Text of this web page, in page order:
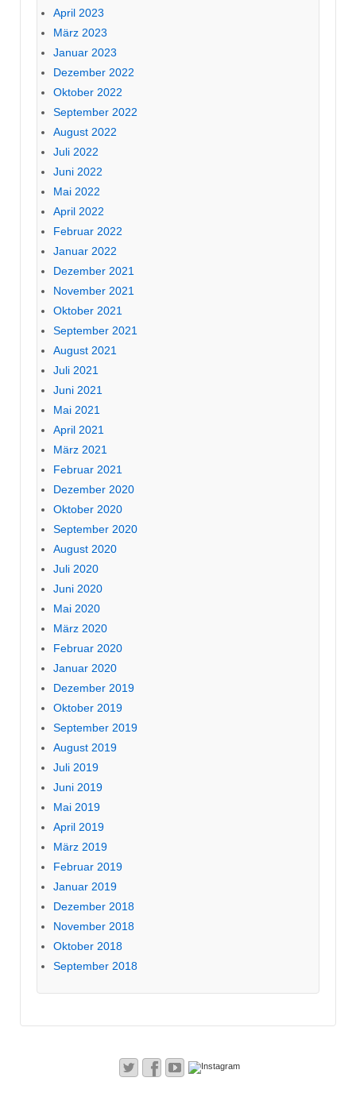
April 2023
März 2023
Januar 2023
Dezember 2022
Oktober 2022
September 2022
August 2022
Juli 2022
Juni 2022
Mai 2022
April 2022
Februar 2022
Januar 2022
Dezember 2021
November 2021
Oktober 2021
September 2021
August 2021
Juli 2021
Juni 2021
Mai 2021
April 2021
März 2021
Februar 2021
Dezember 2020
Oktober 2020
September 2020
August 2020
Juli 2020
Juni 2020
Mai 2020
März 2020
Februar 2020
Januar 2020
Dezember 2019
Oktober 2019
September 2019
August 2019
Juli 2019
Juni 2019
Mai 2019
April 2019
März 2019
Februar 2019
Januar 2019
Dezember 2018
November 2018
Oktober 2018
September 2018